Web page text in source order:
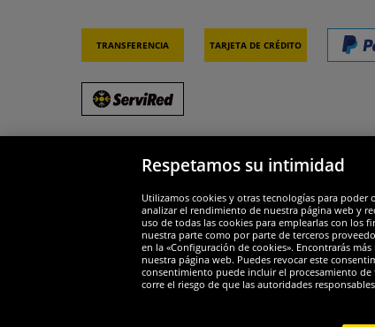
Transferencia Tarjeta de crédito
Widerruf
Respetamos su intimidad
Utilizamos cookies y otras tecnologías para
analizar el rendimiento de nuestra página web y
uso de todas las cookies para emplearlas con los
nuestra parte como por parte de terceros
en la «Configuración de cookies». Encontrarás
nuestra página web. Puedes revocar este
consentimiento puede incluir el procesamiento de
corre el riesgo de que las autoridades